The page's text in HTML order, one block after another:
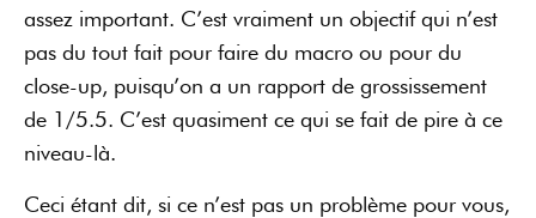
assez important. C’est vraiment un objectif qui n’est
pas du tout fait pour faire du macro ou pour du
close-up, puisqu’on a un rapport de grossissement
de 1/5.5. C’est quasiment ce qui se fait de pire à ce
niveau-là.
Ceci étant dit, si ce n’est pas un problème pour vous,